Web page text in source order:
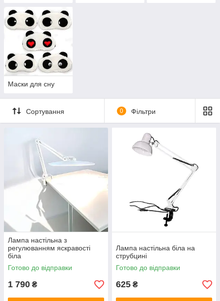
Маски для сну
Сортування 0 Фільтри
Лампа настільна з
регулюванням яскравості
біла
Готово до відправки
1 790 ₴
Лампа настільна біла на
струбцині
Готово до відправки
625 ₴